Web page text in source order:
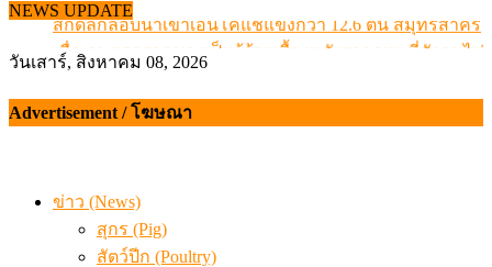
NEWS UPDATE
สกัดลักลอบนำเข้าเอ็นโคแช่แข็งกว่า 12.6 ตัน สมุทรสาคร
เมื่อเกษตรกรถูกมองเป็นผู้ร้ายเบื้องหลังราคาหมูที่สังคมไม่
สุดอั้น! ไข่ไก่หน้าฟาร์มปรับขึ้นอีก 6 บาท/แผง เริ่ม 7 ส.ค.69
ข้อมูลราคา สุกรมีชีวิตหน้าฟาร์ม พระที่ 6 สิงหาคม 2569
เดินหน้าดัน “ราคากลางโคเนื้อ” แก้ปัญหาราคาโคเนื้อตก
วันเสาร์, สิงหาคม 08, 2026
Advertisement / โฆษณา
ข่าว (News)
สุกร (Pig)
สัตว์ปีก (Poultry)